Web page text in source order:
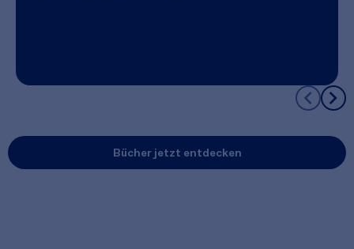
Bücher jetzt entdecken